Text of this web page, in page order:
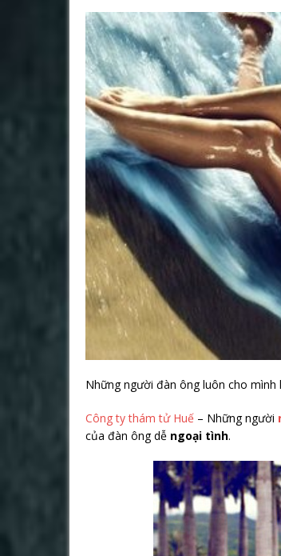
Những người đàn ông luôn cho
Công ty thám tử Huế – Những người
của đàn ông dễ ngoại tình.